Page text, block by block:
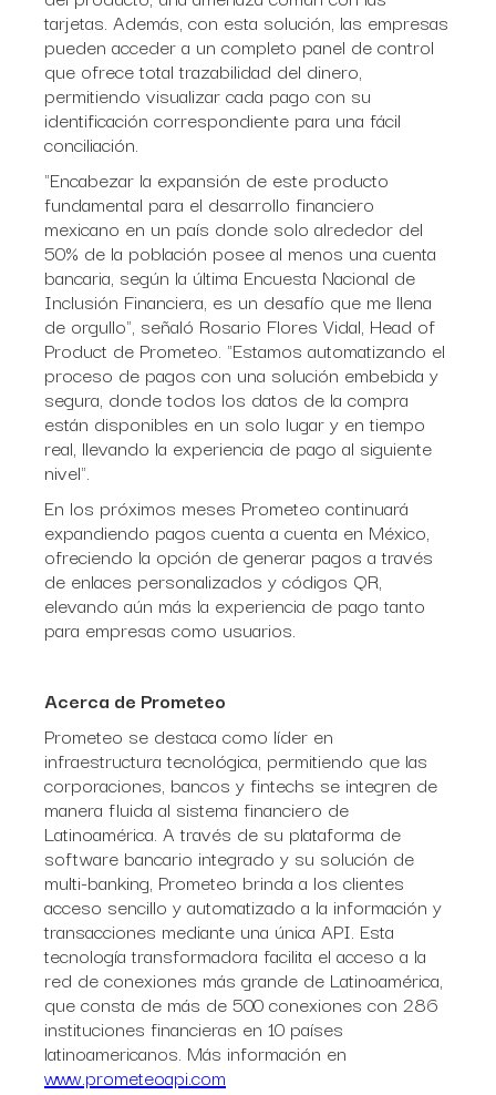
tarjetas. Además, con esta solución, las empresas
pueden acceder a un completo panel de control
que ofrece total trazabilidad del dinero,
permitiendo visualizar cada pago con su
identificación correspondiente para una fácil
conciliación.
"Encabezar la expansión de este producto
fundamental para el desarrollo financiero
mexicano en un país donde solo alrededor del
50% de la población posee al menos una cuenta
bancaria, según la última Encuesta Nacional de
Inclusión Financiera, es un desafío que me llena
de orgullo", señaló Rosario Flores Vidal, Head of
Product de Prometeo. "Estamos automatizando el
proceso de pagos con una solución embebida y
segura, donde todos los datos de la compra
están disponibles en un solo lugar y en tiempo
real, llevando la experiencia de pago al siguiente
nivel".
En los próximos meses Prometeo continuará
expandiendo pagos cuenta a cuenta en México,
ofreciendo la opción de generar pagos a través
de enlaces personalizados y códigos QR,
elevando aún más la experiencia de pago tanto
para empresas como usuarios.
Acerca de Prometeo
Prometeo se destaca como líder en
infraestructura tecnológica, permitiendo que las
corporaciones, bancos y fintechs se integren de
manera fluida al sistema financiero de
Latinoamérica. A través de su plataforma de
software bancario integrado y su solución de
multi-banking, Prometeo brinda a los clientes
acceso sencillo y automatizado a la información y
transacciones mediante una única API. Esta
tecnología transformadora facilita el acceso a la
red de conexiones más grande de Latinoamérica,
que consta de más de 500 conexiones con 286
instituciones financieras en 10 países
latinoamericanos. Más información en
www.prometeoapi.com